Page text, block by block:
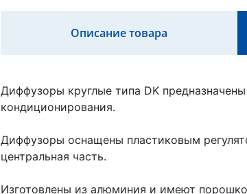
Описание товара
Диффузоры круглые типа DK
кондиционирования.
Диффузоры оснащены пластиковым
центральная часть.
Изготовлены из алюминия и имеют